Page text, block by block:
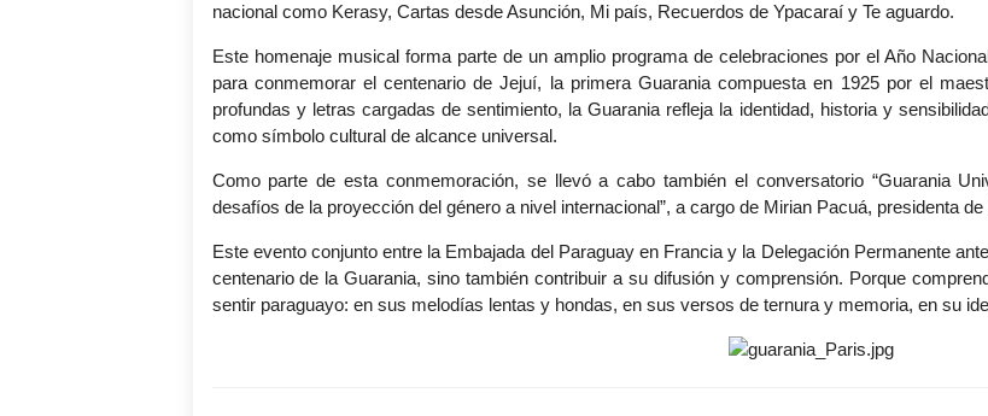
nacional como Kerasy, Cartas desde Asunción, Mi país, Recuerdos de Ypacaraí y Te aguardo.
Este homenaje musical forma parte de un amplio programa de celebraciones por el Año
para conmemorar el centenario de Jejuí, la primera Guarania compuesta en 1925 por el
profundas y letras cargadas de sentimiento, la Guarania refleja la identidad, historia y
como símbolo cultural de alcance universal.
Como parte de esta conmemoración, se llevó a cabo también el conversatorio “Guarania
desafíos de la proyección del género a nivel internacional”, a cargo de Mirian Pacuá, presidenta
Este evento conjunto entre la Embajada del Paraguay en Francia y la Delegación Permanente
centenario de la Guarania, sino también contribuir a su difusión y comprensión. Porque
sentir paraguayo: en sus melodías lentas y hondas, en sus versos de ternura y memoria, en su